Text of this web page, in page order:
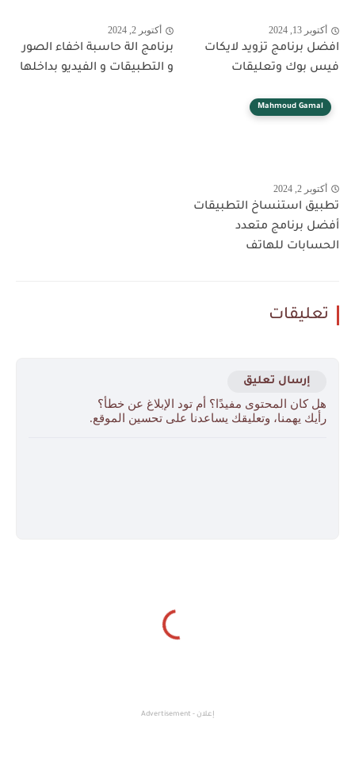
أكتوبر 13, 2024
افضل برنامج تزويد لايكات
فيس بوك وتعليقات
أكتوبر 2, 2024
برنامج الة حاسبة اخفاء الصور
و التطبيقات و الفيديو بداخلها
Mahmoud Gamal
أكتوبر 2, 2024
تطبيق استنساخ التطبيقات
أفضل برنامج متعدد
الحسابات للهاتف
تعليقات
إرسال تعليق
هل كان المحتوى مفيدًا؟ أم تود الإبلاغ عن خطأ؟
رأيك يهمنا، وتعليقك يساعدنا على تحسين الموقع.
إعلان - Advertisement